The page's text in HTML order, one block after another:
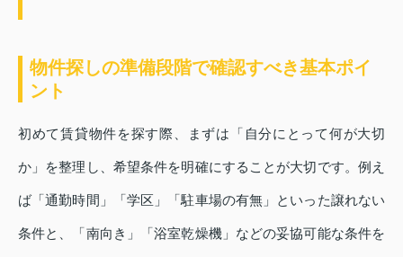
物件探しの準備段階で確認すべき基本ポイ
ント
初めて賃貸物件を探す際、まずは「自分にとって何が大切
か」を整理し、希望条件を明確にすることが大切です。例え
ば「通勤時間」「学区」「駐車場の有無」といった譲れない
条件と、「南向き」「浴室乾燥機」などの妥協可能な条件を